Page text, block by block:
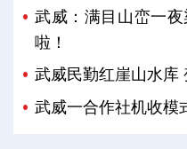
武威：满目山峦一
啦！
武威民勤红崖山水库
武威一合作社机收模